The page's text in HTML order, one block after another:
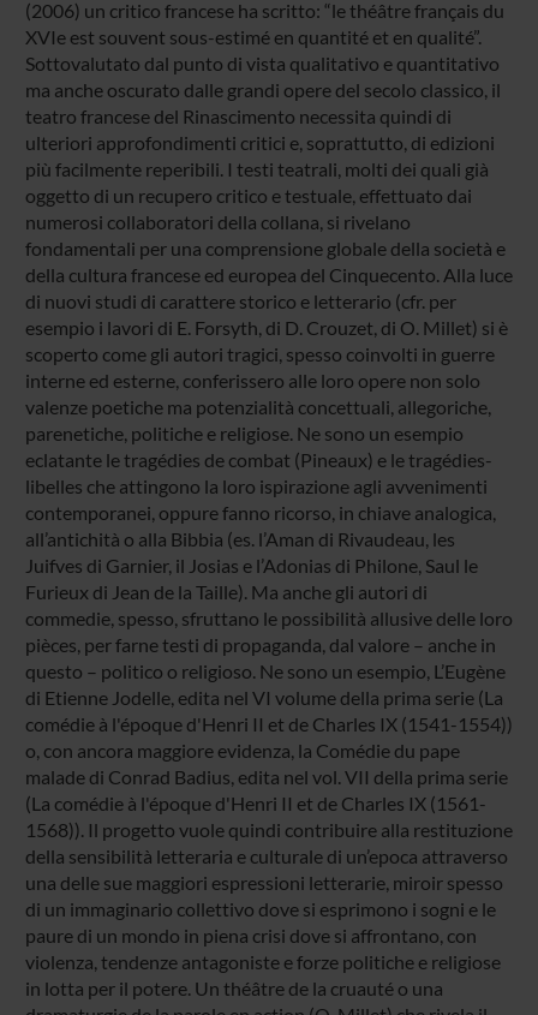
(2006) un critico francese ha scritto: “le théâtre français du
XVIe est souvent sous-estimé en quantité et en qualité”.
Sottovalutato dal punto di vista qualitativo e quantitativo
ma anche oscurato dalle grandi opere del secolo classico, il
teatro francese del Rinascimento necessita quindi di
ulteriori approfondimenti critici e, soprattutto, di edizioni
più facilmente reperibili. I testi teatrali, molti dei quali già
oggetto di un recupero critico e testuale, effettuato dai
numerosi collaboratori della collana, si rivelano
fondamentali per una comprensione globale della società e
della cultura francese ed europea del Cinquecento. Alla luce
di nuovi studi di carattere storico e letterario (cfr. per
esempio i lavori di E. Forsyth, di D. Crouzet, di O. Millet) si è
scoperto come gli autori tragici, spesso coinvolti in guerre
interne ed esterne, conferissero alle loro opere non solo
valenze poetiche ma potenzialità concettuali, allegoriche,
parenetiche, politiche e religiose. Ne sono un esempio
eclatante le tragédies de combat (Pineaux) e le tragédies-
libelles che attingono la loro ispirazione agli avvenimenti
contemporanei, oppure fanno ricorso, in chiave analogica,
all’antichità o alla Bibbia (es. l’Aman di Rivaudeau, les
Juifves di Garnier, il Josias e l’Adonias di Philone, Saul le
Furieux di Jean de la Taille). Ma anche gli autori di
commedie, spesso, sfruttano le possibilità allusive delle loro
pièces, per farne testi di propaganda, dal valore – anche in
questo – politico o religioso. Ne sono un esempio, L’Eugène
di Etienne Jodelle, edita nel VI volume della prima serie (La
comédie à l'époque d'Henri II et de Charles IX (1541-1554))
o, con ancora maggiore evidenza, la Comédie du pape
malade di Conrad Badius, edita nel vol. VII della prima serie
(La comédie à l'époque d'Henri II et de Charles IX (1561-
1568)). Il progetto vuole quindi contribuire alla restituzione
della sensibilità letteraria e culturale di un’epoca attraverso
una delle sue maggiori espressioni letterarie, miroir spesso
di un immaginario collettivo dove si esprimono i sogni e le
paure di un mondo in piena crisi dove si affrontano, con
violenza, tendenze antagoniste e forze politiche e religiose
in lotta per il potere. Un théâtre de la cruauté o una